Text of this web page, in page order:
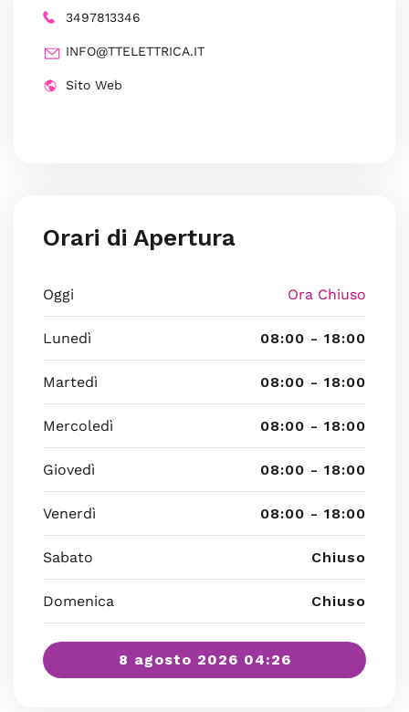
3497813346
INFO@TTELETTRICA.IT
Sito Web
Orari di Apertura
Oggi Ora Chiuso
Lunedì 08:00 - 18:00
Martedì 08:00 - 18:00
Mercoledì 08:00 - 18:00
Giovedì 08:00 - 18:00
Venerdì 08:00 - 18:00
Sabato Chiuso
Domenica Chiuso
8 agosto 2026 04:26